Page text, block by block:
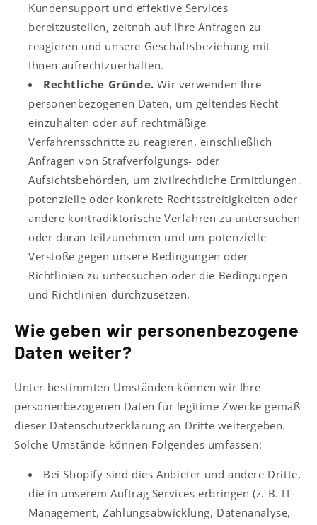
Kundensupport und effektive Services
bereitzustellen, zeitnah auf Ihre Anfragen zu
reagieren und unsere Geschäftsbeziehung mit
Ihnen aufrechtzuerhalten.
Rechtliche Gründe. Wir verwenden Ihre
personenbezogenen Daten, um geltendes Recht
einzuhalten oder auf rechtmäßige
Verfahrensschritte zu reagieren, einschließlich
Anfragen von Strafverfolgungs- oder
Aufsichtsbehörden, um zivilrechtliche Ermittlungen,
potenzielle oder konkrete Rechtsstreitigkeiten oder
andere kontradiktorische Verfahren zu untersuchen
oder daran teilzunehmen und um potenzielle
Verstöße gegen unsere Bedingungen oder
Richtlinien zu untersuchen oder die Bedingungen
und Richtlinien durchzusetzen.
Wie geben wir personenbezogene
Daten weiter?
Unter bestimmten Umständen können wir Ihre
personenbezogenen Daten für legitime Zwecke gemäß
dieser Datenschutzerklärung an Dritte weitergeben.
Solche Umstände können Folgendes umfassen:
Bei Shopify sind dies Anbieter und andere Dritte,
die in unserem Auftrag Services erbringen (z. B. IT-
Management, Zahlungsabwicklung, Datenanalyse,